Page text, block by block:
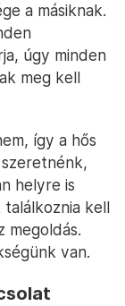
a másiknak.
úgy minden
meg kell
így a hős
helyre is
találkoznia kell
megoldás.
van.